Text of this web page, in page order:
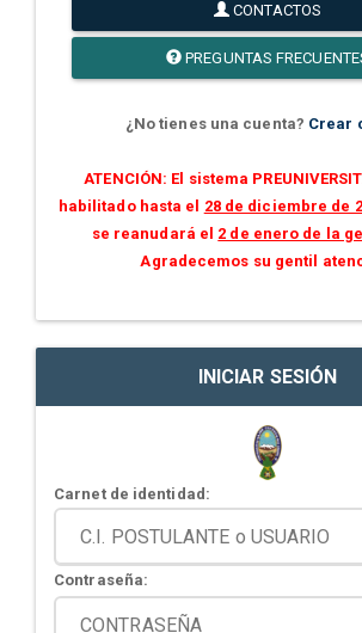
CONTACTOS
PREGUNTAS
¿No tienes una cuenta? Crear
ATENCIÓN: El sistema
habilitado hasta el 28 de diciembre de
se reanudará el 2 de enero de la
Agradecemos su gentil
INICIAR SESIÓN
Carnet de identidad:
Contraseña: